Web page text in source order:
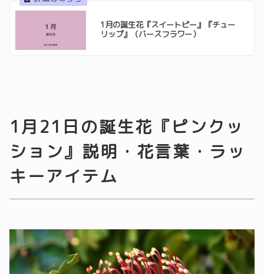
1月の誕生花『スイートピー』『チュー
リップ』（バースフラワー）
1月21日の誕生花『ピンクッ
ション』説明・花言葉・ラッ
キーアイテム